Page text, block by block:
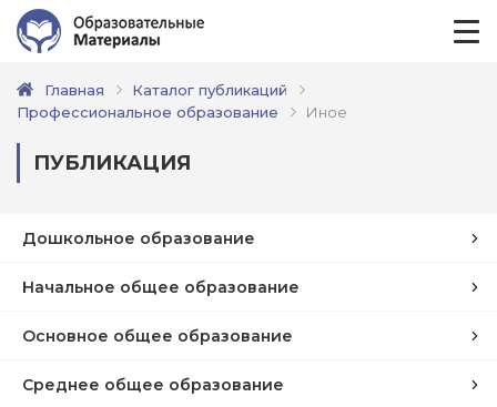
Главная
Каталог публикаций
Профессиональное образование
Иное
ПУБЛИКАЦИЯ
Дошкольное образование
Начальное общее образование
Основное общее образование
Среднее общее образование